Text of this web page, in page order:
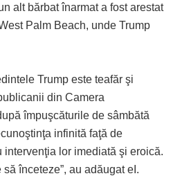
alt bărbat înarmat a fost arestat
Palm Beach, unde Trump
Trump este teafăr şi
din Camera
împuşcăturile de sâmbătă
infinită faţă de
lor imediată şi eroică.
înceteze”, au adăugat eI.